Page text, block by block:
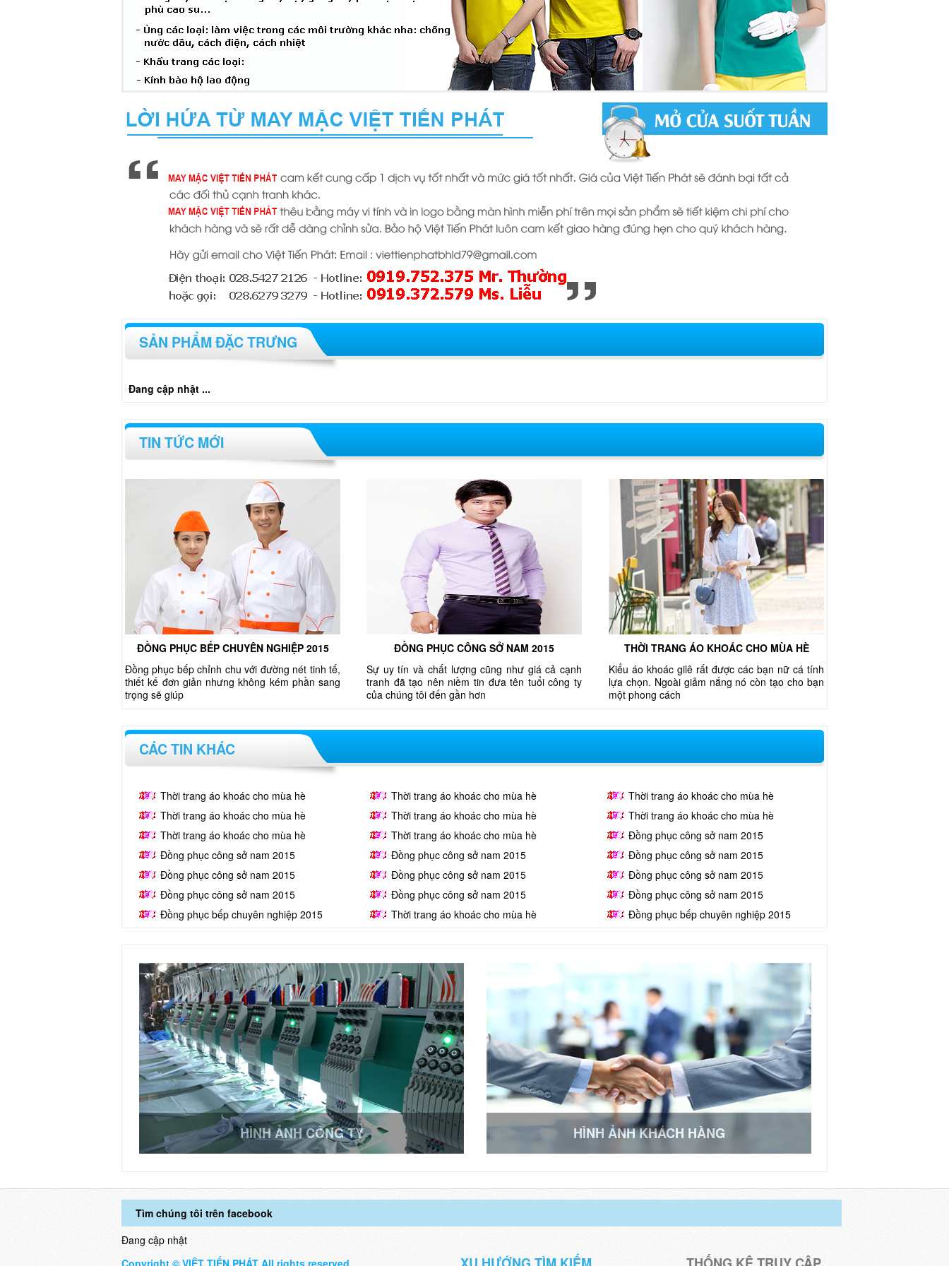
SẢN PHẨM ĐẶC TRƯNG
Đang cập nhật ...
TIN TỨC MỚI
ĐỒNG PHỤC BẾP CHUYÊN NGHIỆP 2015
Đồng phục bếp chỉnh chu với đường nét tinh tế,
thiết kế đơn giản nhưng không kém phần sang
trọng sẽ giúp
ĐỒNG PHỤC CÔNG SỞ NAM 2015
Sự uy tín và chất lượng cũng như giá cả cạnh
tranh đã tạo nên niềm tin đưa tên tuổi công ty
của chúng tôi đến gần hơn
THỜI TRANG ÁO KHOÁC CHO MÙA HÈ
Kiểu áo khoác gilê rất được các bạn nữ cá tính
lựa chọn. Ngoài giảm nắng nó còn tạo cho bạn
một phong cách
CÁC TIN KHÁC
Thời trang áo khoác cho mùa hè Thời trang áo khoác cho mùa hè
Thời trang áo khoác cho mùa hè
Thời trang áo khoác cho mùa hè
Thời trang áo khoác cho mùa hè
Thời trang áo khoác cho mùa hè
Thời trang áo khoác cho mùa hè
Thời trang áo khoác cho mùa hè
Đồng phục công sở nam 2015
Đồng phục công sở nam 2015
Đồng phục công sở nam 2015
Đồng phục công sở nam 2015
Đồng phục công sở nam 2015
Đồng phục công sở nam 2015
Đồng phục công sở nam 2015
Đồng phục công sở nam 2015
Đồng phục công sở nam 2015
Đồng phục công sở nam 2015
Đồng phục bếp chuyên nghiệp 2015
Thời trang áo khoác cho mùa hè Đồng phục bếp chuyên nghiệp 2015
HÌNH ẢNH CÔNG TY HÌNH ẢNH KHÁCH HÀNG
Tìm chúng tôi trên facebook
Đang cập nhật
Copyright © VIỆT TIẾN PHÁT All rights reserved